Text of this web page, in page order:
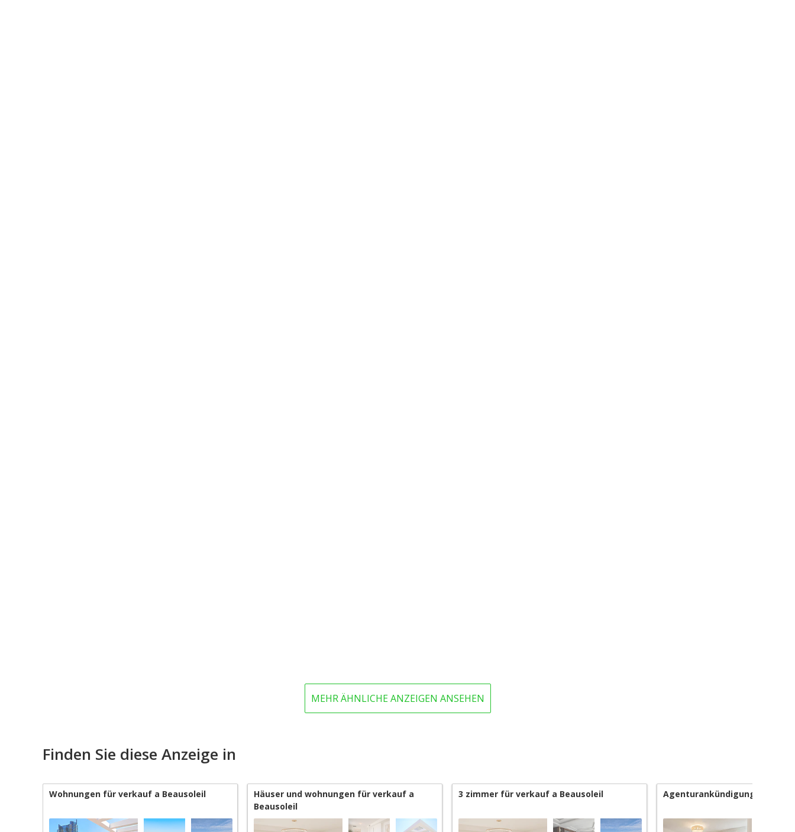
MEHR ÄHNLICHE ANZEIGEN ANSEHEN
Finden Sie diese Anzeige in
Wohnungen für verkauf a Beausoleil
Häuser und wohnungen für verkauf a
Beausoleil
3 zimmer für verkauf a Beausoleil Agenturankündigungen House